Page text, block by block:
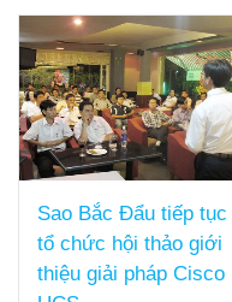
Sao Bắc Đẩu tiếp tục
tổ chức hội thảo giới
thiệu giải pháp Cisco